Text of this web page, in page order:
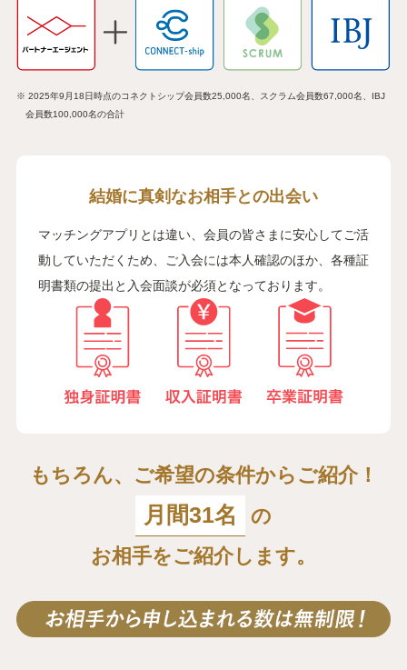
※ 2025年9月18日時点のコネクトシップ会員数25,000名、スクラム会員数67,000名、IBJ
会員数100,000名の合計
結婚に真剣なお相手との出会い
マッチングアプリとは違い、会員の皆さまに安心してご活
動していただくため、ご入会には本人確認のほか、各種証
明書類の提出と入会面談が必須となっております。
もちろん、ご希望の条件からご紹介！
月間31名
の
お相手をご紹介します。